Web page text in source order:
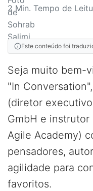
2Min. Tempo de
Este conteúdo foi
Seja muito bem-
"In
(diretor
GmbH e
Agile Academy)
pensadores,
agilidade para
favoritos.